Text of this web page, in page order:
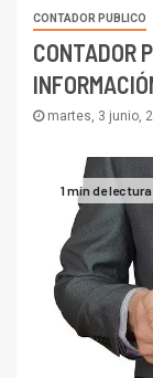
CONTADOR PUBLICO
CONTADOR
martes, 3 junio,
1 min de lectura